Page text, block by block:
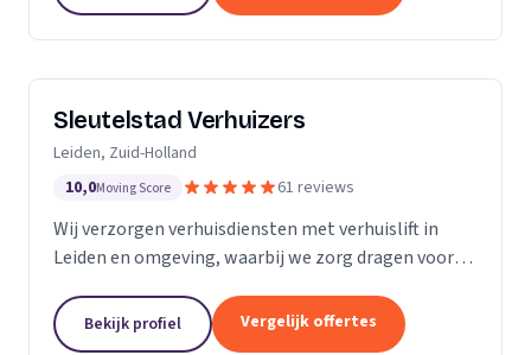
Sleutelstad Verhuizers
Leiden, Zuid-Holland
10,0Moving Score 61 reviews
Wij verzorgen verhuisdiensten met verhuislift in
Leiden en omgeving, waarbij we zorg dragen voor
Bekijk profiel Vergelijk offertes